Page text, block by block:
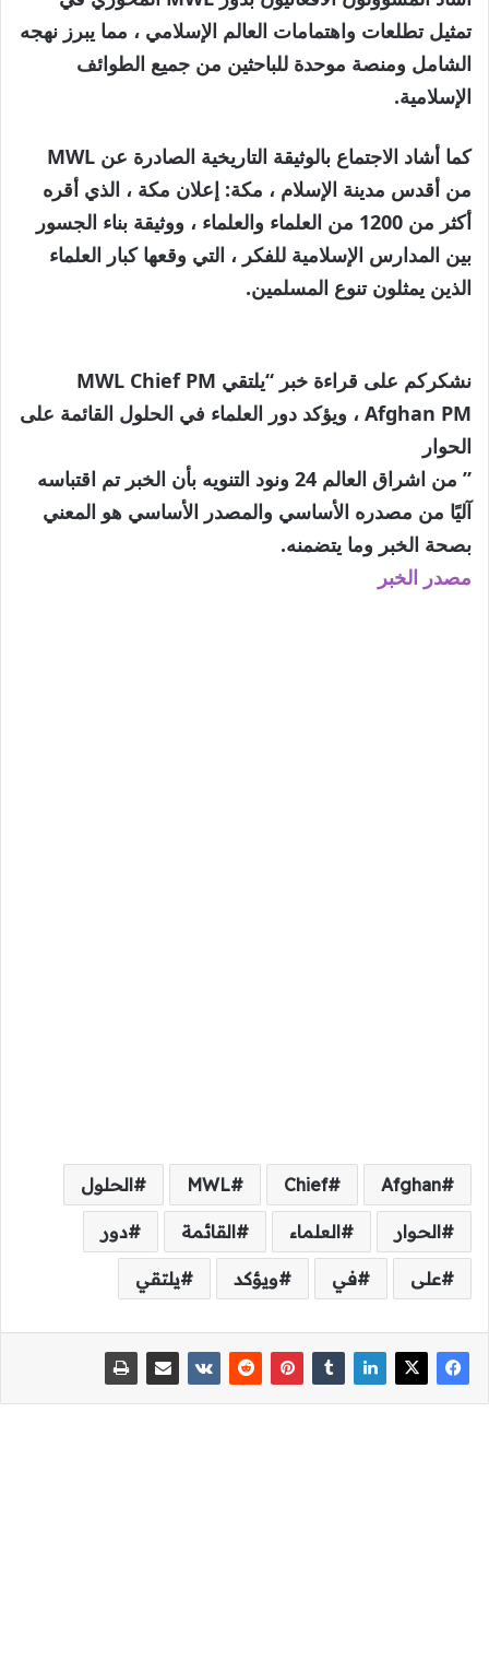
تمثيل تطلعات واهتمامات العالم الإسلامي ، مما يبرز نهجه
الشامل ومنصة موحدة للباحثين من جميع الطوائف
الإسلامية.
كما أشاد الاجتماع بالوثيقة التاريخية الصادرة عن MWL
من أقدس مدينة الإسلام ، مكة: إعلان مكة ، الذي أقره
أكثر من 1200 من العلماء والعلماء ، ووثيقة بناء الجسور
بين المدارس الإسلامية للفكر ، التي وقعها كبار العلماء
الذين يمثلون تنوع المسلمين.
نشكركم على قراءة خبر “يلتقي MWL Chief PM
Afghan PM ، ويؤكد دور العلماء في الحلول القائمة على
الحوار
” من اشراق العالم 24 ونود التنويه بأن الخبر تم اقتباسه
آليًا من مصدره الأساسي والمصدر الأساسي هو المعني
بصحة الخبر وما يتضمنه.
مصدر الخبر
Afghan
Chief
MWL الحلول
الحوار العلماء القائمة دور
على في ويؤكد يلتقي